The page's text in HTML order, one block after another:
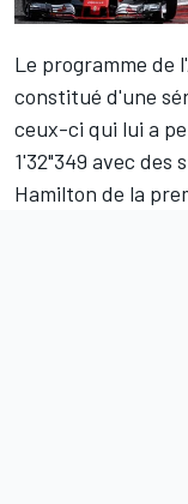
Le programme de
constitué d'une
ceux-ci qui lui a
1'32"349 avec
Hamilton de la